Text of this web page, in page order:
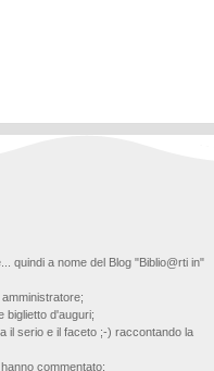
quindi a nome del Blog "Biblio@rti in"
biglietto d'auguri;
il serio e il faceto ;-) raccontando la
commentato;